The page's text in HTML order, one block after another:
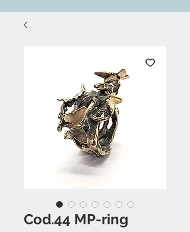
Cod.44 MP-ring